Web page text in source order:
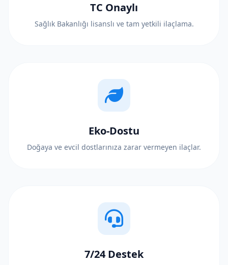
TC Onaylı
Sağlık Bakanlığı lisanslı ve tam yetkili ilaçlama.
Eko-Dostu
Doğaya ve evcil dostlarınıza zarar vermeyen ilaçlar.
7/24 Destek